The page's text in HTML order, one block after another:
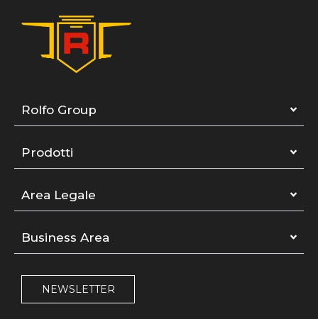
Rolfo Group
Prodotti
Area Legale
Business Area
NEWSLETTER